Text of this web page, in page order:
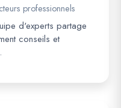
professionnels
d'experts partage
conseils et